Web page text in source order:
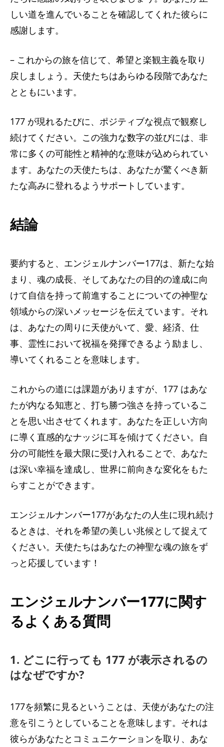
しい道を進んでいることを確認してくれた彼らに
感謝します。
– これからの旅を信じて、希望と楽観主義を取り
戻しましょう。天使たちはあらゆる段階であなた
とともにいます。
177 が現れるたびに、ポジティブな視点で観察し
続けてください。この強力な数字の並びには、非
常に多くの可能性と精神的な意味が込められてい
ます。あなたの天使たちは、あなたが驚くべき新
たな高みに登れるようサポートしています。
結論
要約すると、エンジェルナンバー177は、新たな始
まり、魂の成長、そしてあなたの目的の達成に向
けて自信を持って前進することについての神聖な
領域からの深いメッセージを伝えています。それ
は、あなたの周りに天使がいて、愛、経済、仕
事、霊性において祝福を発揮できるよう励まし、
導いてくれることを意味します。
これからの道には課題がありますが、177 はあな
たが内なる知恵と、打ち勝つ強さを持っているこ
とを思い出させてくれます。あなたを正しい方向
に導く直感的なナッジに耳を傾けてください。自
分の可能性を最大限に受け入れることで、あなた
は深い幸福を達成し、世界に前向きな変化をもた
らすことができます。
エンジェルナンバー177があなたの人生に現れ続け
るときは、それを希望の美しい兆候として捉えて
ください。天使たちはあなたの神聖な魂の旅をず
っと応援しています！
エンジェルナンバー177に関す
るよくある質問
1. どこに行っても 177 が表示されるの
はなぜですか?
177を頻繁に見るということは、天使があなたの注
意を引こうとしていることを意味します。それは
彼らがあなたとコミュニケーションを取り、あな